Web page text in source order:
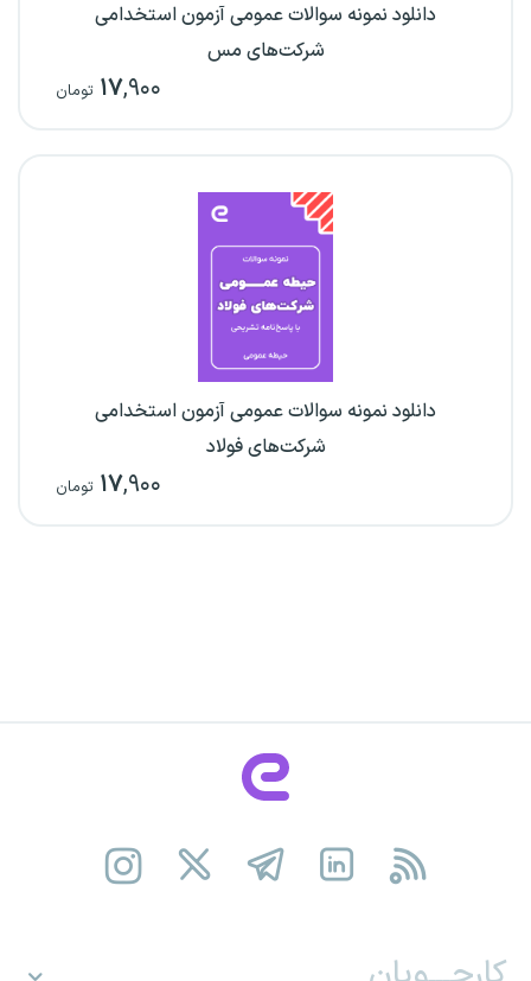
دانلود نمونه سوالات عمومی آزمون استخدامی
شرکت‌های مس
۱۷,۹۰۰ تومان
دانلود نمونه سوالات عمومی آزمون استخدامی
شرکت‌های فولاد
۱۷,۹۰۰ تومان